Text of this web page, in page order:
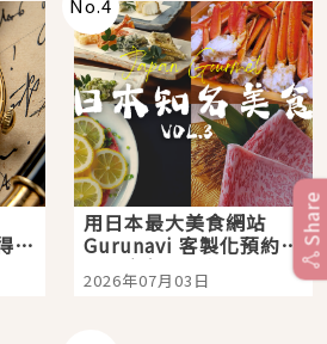
起
No.4
用日本最大美食網站
Gurunavi 客製化預約九
大都市餐廳，打造專屬
美食體驗！
2026年07月03日
Share